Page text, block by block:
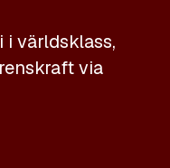
i världsklass,
via